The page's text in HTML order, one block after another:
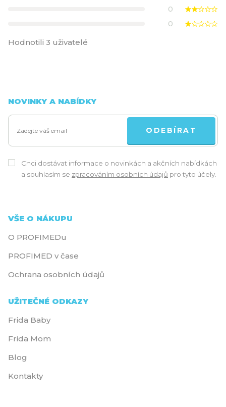
0
0
Hodnotili 3 uživatelé
NOVINKY A NABÍDKY
ODEBÍRAT
Chci dostávat informace o novinkách a akčních nabídkách
a souhlasím se zpracováním osobních údajů pro tyto účely.
VŠE O NÁKUPU
O PROFIMEDu
PROFIMED v čase
Ochrana osobních údajů
UŽITEČNÉ ODKAZY
Frida Baby
Frida Mom
Blog
Kontakty